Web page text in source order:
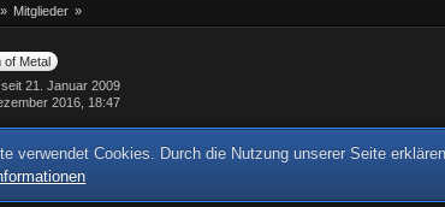
» Mitglieder »
of Metal
seit 21. Januar 2009
2016, 18:47
verwendet Cookies. Durch die Nutzung unserer Seite